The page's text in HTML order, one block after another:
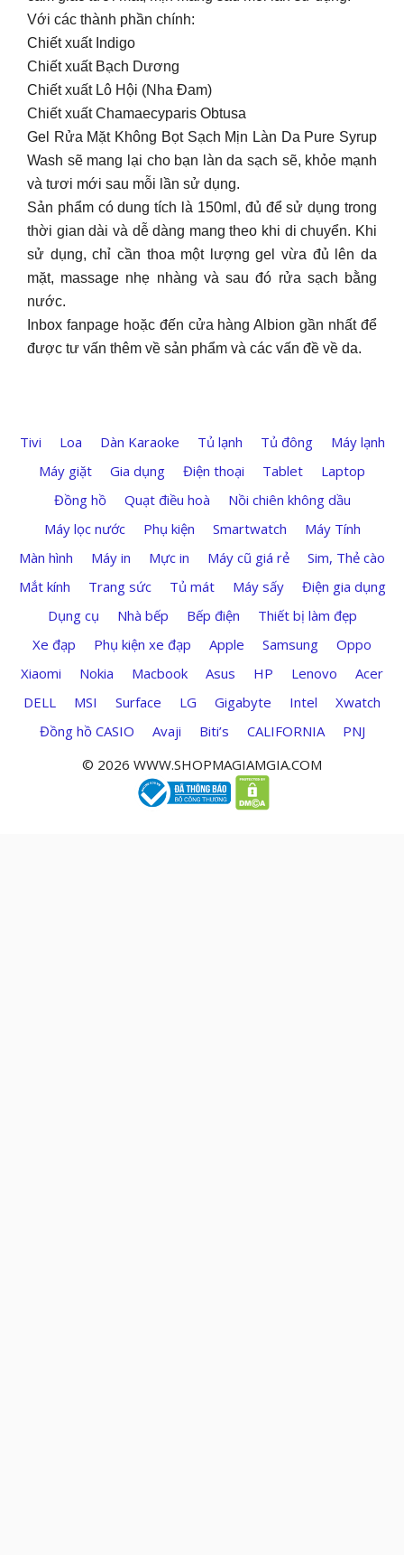
Với các thành phần chính:
Chiết xuất Indigo
Chiết xuất Bạch Dương
Chiết xuất Lô Hội (Nha Đam)
Chiết xuất Chamaecyparis Obtusa
Gel Rửa Mặt Không Bọt Sạch Mịn Làn Da Pure Syrup
Wash sẽ mang lại cho bạn làn da sạch sẽ, khỏe mạnh
và tươi mới sau mỗi lần sử dụng.
Sản phẩm có dung tích là 150ml, đủ để sử dụng trong
thời gian dài và dễ dàng mang theo khi di chuyển. Khi
sử dụng, chỉ cần thoa một lượng gel vừa đủ lên da
mặt, massage nhẹ nhàng và sau đó rửa sạch bằng
nước.
Inbox fanpage hoặc đến cửa hàng Albion gần nhất để
được tư vấn thêm về sản phẩm và các vấn đề về da.
Tivi Loa Dàn Karaoke Tủ lạnh Tủ đông
Máy lạnh
Máy giặt
Gia dụng Điện thoại Tablet
Laptop
Đồng hồ
Quạt điều hoà
Nồi chiên không dầu
Máy lọc nước
Phụ kiện Smartwatch
Máy Tính
Màn hình
Máy in Mực in Máy cũ giá rẻ
Sim, Thẻ cào
Mắt kính
Trang sức Tủ mát Máy sấy
Điện gia dụng
Dụng cụ
Nhà bếp Bếp điện
Thiết bị làm đẹp
Xe đạp
Phụ kiện xe đạp Apple Samsung
Oppo
Xiaomi
Nokia Macbook Asus HP Lenovo
Acer
DELL
MSI Surface LG Gigabyte Intel
Xwatch
Đồng hồ CASIO
Avaji Biti’s CALIFORNIA
PNJ
© 2026 WWW.SHOPMAGIAMGIA.COM